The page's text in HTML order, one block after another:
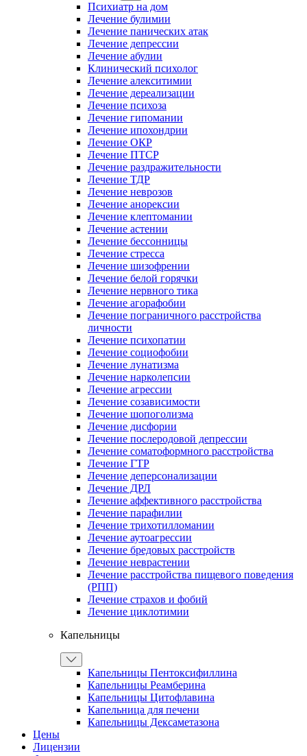
Психиатр на дом
Лечение булимии
Лечение панических атак
Лечение депрессии
Лечение абулии
Клинический психолог
Лечение алекситимии
Лечение дереализации
Лечение психоза
Лечение гипомании
Лечение ипохондрии
Лечение ОКР
Лечение ПТСР
Лечение раздражительности
Лечение ТДР
Лечение неврозов
Лечение анорексии
Лечение клептомании
Лечение астении
Лечение бессонницы
Лечение стресса
Лечение шизофрении
Лечение белой горячки
Лечение нервного тика
Лечение агорафобии
Лечение пограничного расстройства
личности
Лечение психопатии
Лечение социофобии
Лечение лунатизма
Лечение нарколепсии
Лечение агрессии
Лечение созависимости
Лечение шопоголизма
Лечение дисфории
Лечение послеродовой депрессии
Лечение соматоформного расстройства
Лечение ГТР
Лечение деперсонализации
Лечение ДРЛ
Лечение аффективного расстройства
Лечение парафилии
Лечение трихотилломании
Лечение аутоагрессии
Лечение бредовых расстройств
Лечение неврастении
Лечение расстройства пищевого поведения
(РПП)
Лечение страхов и фобий
Лечение циклотимии
Капельницы
Капельницы Пентоксифиллина
Капельницы Реамберина
Капельницы Цитофлавина
Капельница для печени
Капельницы Дексаметазона
Цены
Лицензии